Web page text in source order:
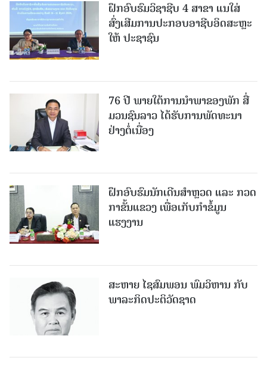
ຝຶກອົບຮົມວິຊາຊີບ 4 ສາຂາ ແນໃສ່
ສົ່ງເສີມການປະກອບອາຊີບອິດສະຫຼະ
ໃຫ້ ປະຊາຊົນ
76 ປີ ພາຍໃຕ້ການນໍາພາຂອງພັກ ສື່
ມວນຊົນລາວ ໄດ້ຮັບການພັດທະນາ
ຢ່າງຕໍ່ເນື່ອງ
ຝຶກອົບຮົມນັກເດີນສຳຫຼວດ ແລະ ກວດ
ກາຂັ້ນແຂວງ ເພື່ອເກັບກຳຂໍ້ມູນ
ແຮງງານ
ສະຫາຍ ໄຊສົມພອນ ພົມວິຫານ ກັບ
ພາລະກິດປະຕິວັດຊາດ